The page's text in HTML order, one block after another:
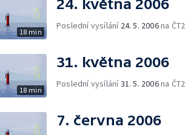
18 min
24. května 2006
Poslední vysílání 24. 5. 2006na ČT2
18 min
31. května 2006
Poslední vysílání31. 5. 2006na ČT2
7. června 2006